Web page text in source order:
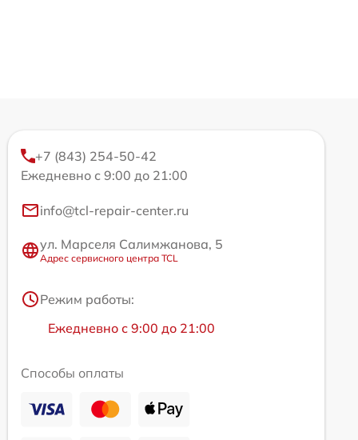
+7 (843) 254-50-42
Ежедневно с 9:00 до 21:00
info@tcl-repair-center.ru
ул. Марселя Салимжанова, 5
Адрес сервисного центра TCL
Режим работы:
Ежедневно с 9:00 до 21:00
Способы оплаты